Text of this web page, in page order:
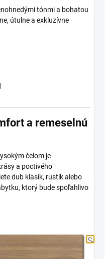
tónmi a bohatou
útulne a exkluzívne
a remeselnú
čelom je
a poctivého
dub klasik, rustik alebo
ktorý bude spoľahlivo